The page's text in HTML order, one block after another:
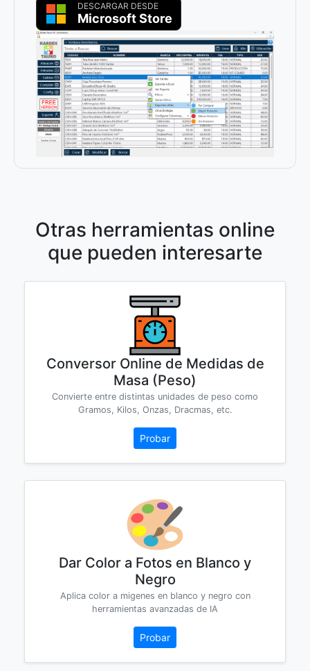
DESCARGAR DESDE
Microsoft Store
Otras herramientas online
que pueden interesarte
Conversor Online de Medidas de
Masa (Peso)
Convierte entre distintas unidades de peso como
Gramos, Kilos, Onzas, Dracmas, etc.
Probar
Dar Color a Fotos en Blanco y
Negro
Aplica color a migenes en blanco y negro con
herramientas avanzadas de IA
Probar